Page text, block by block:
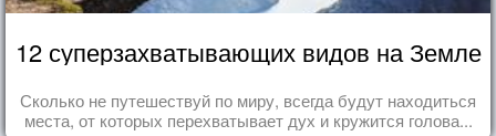
12 суперзахватывающих видов на Земле
Сколько не путешествуй по миру, всегда будут находиться
места, от которых перехватывает дух и кружится голова...